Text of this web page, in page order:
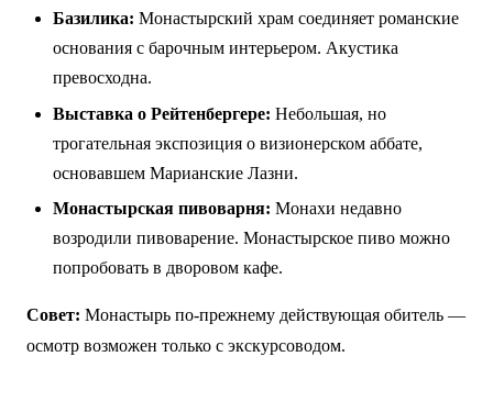
Базилика: Монастырский храм соединяет романские
основания с барочным интерьером. Акустика
превосходна.
Выставка о Рейтенбергере: Небольшая, но
трогательная экспозиция о визионерском аббате,
основавшем Марианские Лазни.
Монастырская пивоварня: Монахи недавно
возродили пивоварение. Монастырское пиво можно
попробовать в дворовом кафе.
Совет: Монастырь по-прежнему действующая обитель —
осмотр возможен только с экскурсоводом.